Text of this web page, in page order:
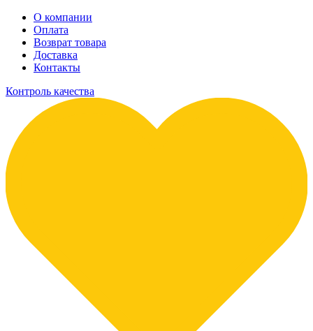
О компании
Оплата
Возврат товара
Доставка
Контакты
Контроль качества